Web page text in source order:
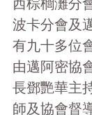
西棕櫚灘分
波卡分會及
有九十多位
由邁阿密協
長鄧艷華主
師及協會督